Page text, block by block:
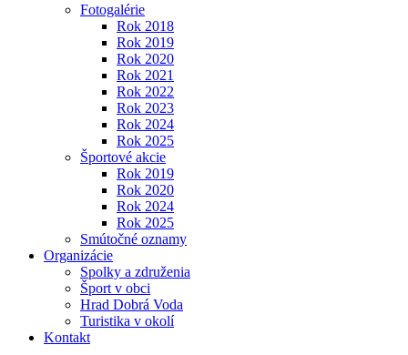
Fotogalérie
Rok 2018
Rok 2019
Rok 2020
Rok 2021
Rok 2022
Rok 2023
Rok 2024
Rok 2025
Športové akcie
Rok 2019
Rok 2020
Rok 2024
Rok 2025
Smútočné oznamy
Organizácie
Spolky a združenia
Šport v obci
Hrad Dobrá Voda
Turistika v okolí
Kontakt